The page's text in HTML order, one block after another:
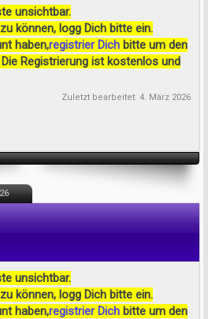
unsichtbar.
können, logg Dich bitte ein.
haben,registrier Dich bitte um den
Registrierung ist kostenlos und
Zuletzt bearbeitet: 4. März 2026
unsichtbar.
können, logg Dich bitte ein.
haben,registrier Dich bitte um den